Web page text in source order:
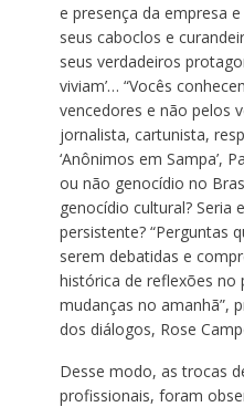
e presença da empresa
seus caboclos e
seus verdadeiros
viviam’… “Vocês
vencedores e não pelos
jornalista, cartunista,
‘Anônimos em Sampa’,
ou não genocídio no
genocídio cultural? Seria
persistente? “Perguntas
serem debatidas e
histórica de reflexões no
mudanças no amanhã”,
dos diálogos, Rose
Desse modo, as trocas
profissionais, foram